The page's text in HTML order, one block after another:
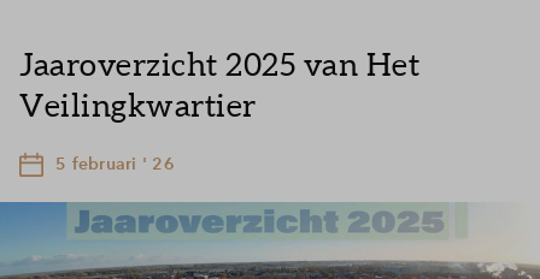
Jaaroverzicht 2025 van Het
Veilingkwartier
5 februari ' 26